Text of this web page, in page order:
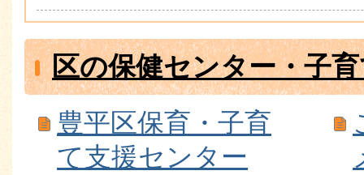
区の保健センター・子
豊平区保育・子育
て支援センター